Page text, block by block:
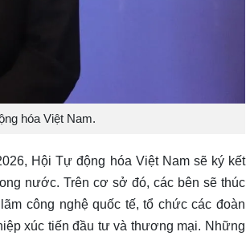
hóa Việt Nam.
Hội Tự động hóa Việt Nam sẽ ký kết
nước. Trên cơ sở đó, các bên sẽ thúc
công nghệ quốc tế, tổ chức các đoàn
xúc tiến đầu tư và thương mại. Những